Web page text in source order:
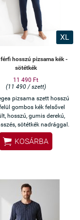
XL
férfi hosszú pizsama kék -
sötétkék
11 490 Ft
(11 490 / szett)
pizsama szett hosszú
gombos kék felsővel
hosszú, gumis derekú,
sötétkék nadrággal.
 KOSÁRBA